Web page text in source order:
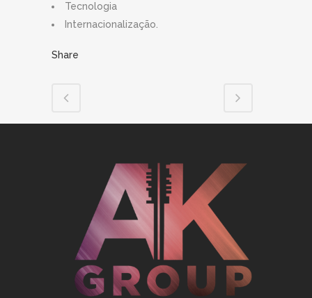
Tecnologia
Internacionalização.
Share